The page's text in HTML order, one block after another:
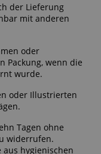
der Lieferung
mit anderen
oder
Packung, wenn die
wurde.
oder Illustrierten
Tagen ohne
widerrufen.
aus hygienischen